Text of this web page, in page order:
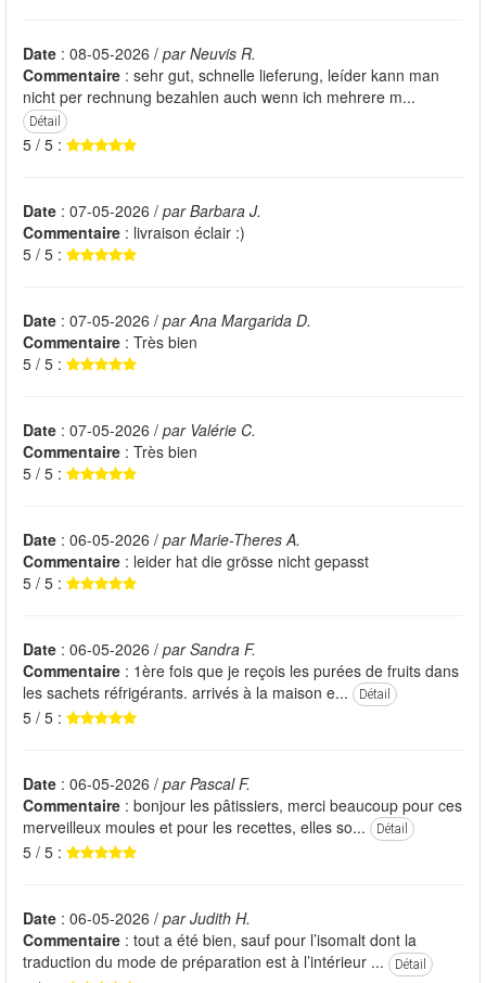
Date : 08-05-2026 / par Neuvis R.
Commentaire : sehr gut, schnelle lieferung, leíder kann man
nicht per rechnung bezahlen auch wenn ich mehrere m...
Détail
5 / 5 :
Date : 07-05-2026 / par Barbara J.
Commentaire : livraison éclair :)
5 / 5 :
Date : 07-05-2026 / par Ana Margarida D.
Commentaire : Très bien
5 / 5 :
Date : 07-05-2026 / par Valérie C.
Commentaire : Très bien
5 / 5 :
Date : 06-05-2026 / par Marie-Theres A.
Commentaire : leider hat die grösse nicht gepasst
5 / 5 :
Date : 06-05-2026 / par Sandra F.
Commentaire : 1ère fois que je reçois les purées de fruits dans
les sachets réfrigérants. arrivés à la maison e...
Détail
5 / 5 :
Date : 06-05-2026 / par Pascal F.
Commentaire : bonjour les pâtissiers, merci beaucoup pour ces
merveilleux moules et pour les recettes, elles so...
Détail
5 / 5 :
Date : 06-05-2026 / par Judith H.
Commentaire : tout a été bien, sauf pour l’isomalt dont la
traduction du mode de préparation est à l’intérieur ...
Détail